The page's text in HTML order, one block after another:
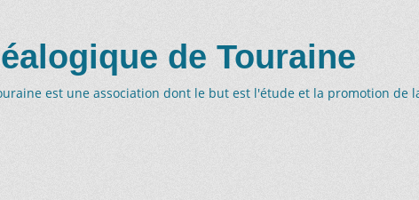
de Touraine
est une association dont le but est l'étude et la promotion de